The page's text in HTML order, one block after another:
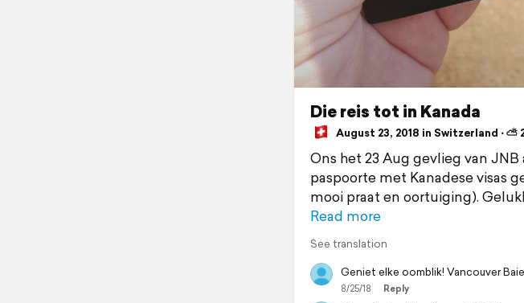
Die reis tot in Kanada
August 23, 2018 in Switzerland ⋅ ⛅
Ons het 23 Aug gevlieg van JNB
paspoorte met Kanadese visas
mooi praat en oortuiging).
Read more
See translation
Geniet elke oomblik! Vancouver
8/25/18 Reply